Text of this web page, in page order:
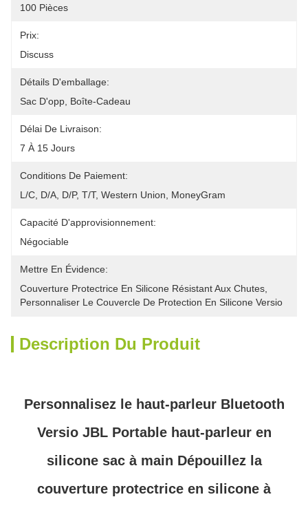
100 Pièces
Prix:
Discuss
Détails D'emballage:
Sac D'opp, Boîte-Cadeau
Délai De Livraison:
7 À 15 Jours
Conditions De Paiement:
L/C, D/A, D/P, T/T, Western Union, MoneyGram
Capacité D'approvisionnement:
Négociable
Mettre En Évidence:
Couverture Protectrice En Silicone Résistant Aux Chutes
Personnaliser Le Couvercle De Protection En Silicone Versio
Description Du Produit
Personnalisez le haut-parleur Bluetooth
Versio JBL Portable haut-parleur en
silicone sac à main Dépouillez la
couverture protectrice en silicone à